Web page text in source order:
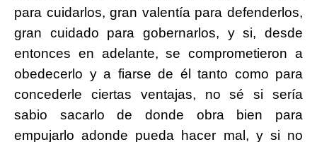
para cuidarlos, gran valentía para defenderlos,
gran cuidado para gobernarlos, y si, desde
entonces en adelante, se comprometieron a
obedecerlo y a fiarse de él tanto como para
concederle ciertas ventajas, no sé si sería
sabio sacarlo de donde obra bien para
empujarlo adonde pueda hacer mal, y si no